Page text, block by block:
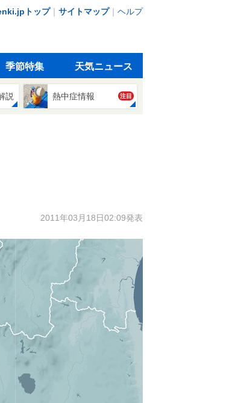
トップ｜ サイトマップ｜ ヘルプ
季節特集 天気ニュース
説 熱中症情報 注目
2011年03月18日02:09発表